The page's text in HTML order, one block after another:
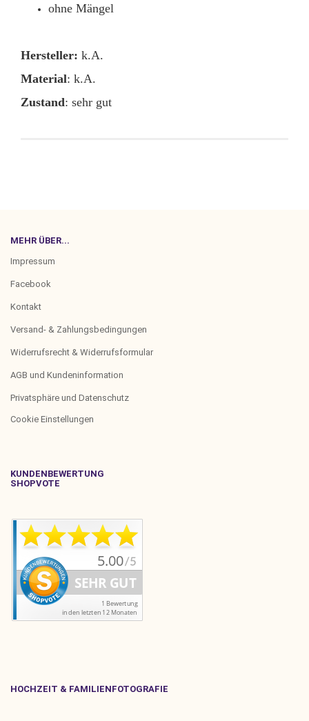
ohne Mängel
Hersteller: k.A.
Material: k.A.
Zustand: sehr gut
MEHR ÜBER...
Impressum
Facebook
Kontakt
Versand- & Zahlungsbedingungen
Widerrufsrecht & Widerrufsformular
AGB und Kundeninformation
Privatsphäre und Datenschutz
Cookie Einstellungen
KUNDENBEWERTUNG
SHOPVOTE
HOCHZEIT & FAMILIENFOTOGRAFIE